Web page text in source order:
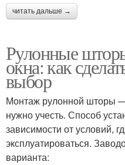
читать дальше →
Рулонные
окна: как
выбор
Монтаж рулонной шторы
нужно учесть. Способ
зависимости от условий,
эксплуатироваться.
варианта: